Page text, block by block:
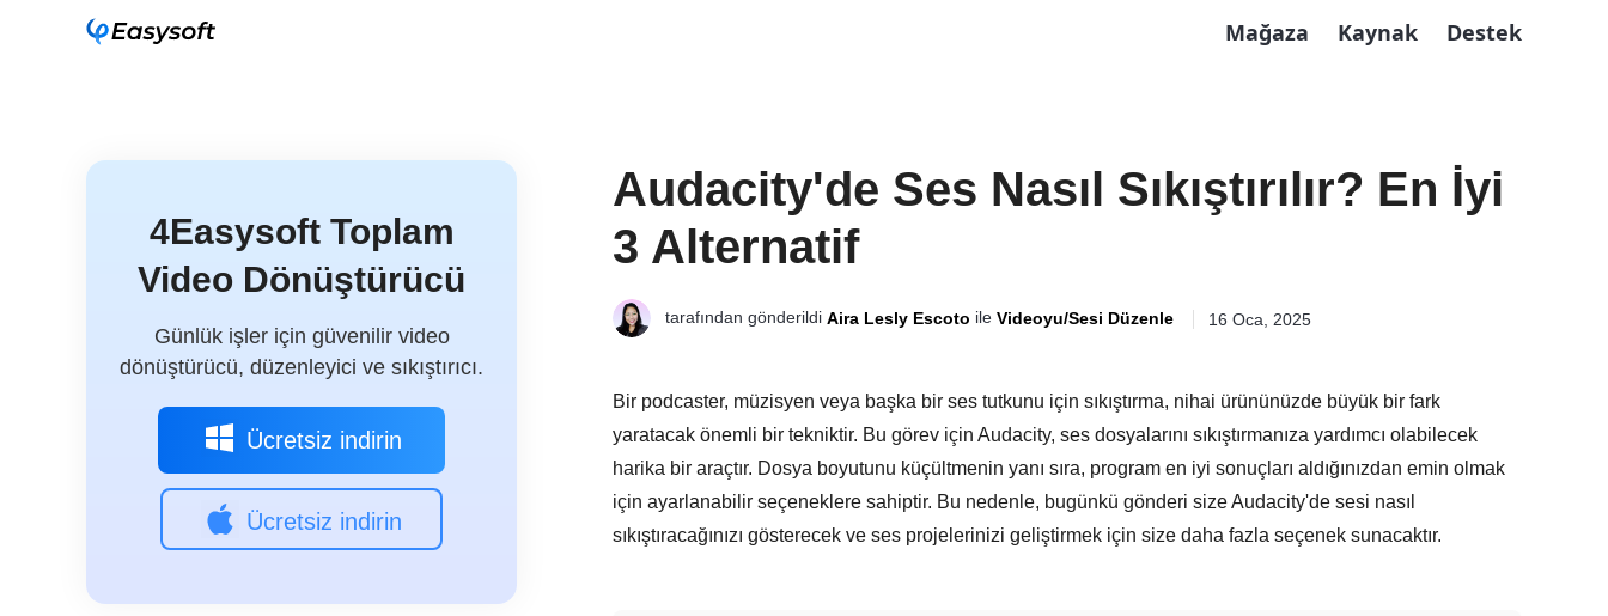
Mağaza Kaynak Destek
4Easysoft Toplam
Video Dönüştürücü
Günlük işler için güvenilir video
dönüştürücü, düzenleyici ve sıkıştırıcı.
Ücretsiz indirin
Ücretsiz indirin
Audacity'de Ses Nasıl Sıkıştırılır? En İyi
3 Alternatif
tarafından gönderildi Aira Lesly Escoto ile Videoyu/Sesi Düzenle 16 Oca, 2025
Bir podcaster, müzisyen veya başka bir ses tutkunu için sıkıştırma, nihai ürününüzde büyük bir fark
yaratacak önemli bir tekniktir. Bu görev için Audacity, ses dosyalarını sıkıştırmanıza yardımcı olabilecek
harika bir araçtır. Dosya boyutunu küçültmenin yanı sıra, program en iyi sonuçları aldığınızdan emin olmak
için ayarlanabilir seçeneklere sahiptir. Bu nedenle, bugünkü gönderi size Audacity'de sesi nasıl
sıkıştıracağınızı gösterecek ve ses projelerinizi geliştirmek için size daha fazla seçenek sunacaktır.